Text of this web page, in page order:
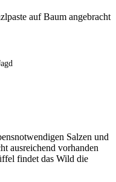
Salzen und
ausreichend vorhanden
findet das Wild die